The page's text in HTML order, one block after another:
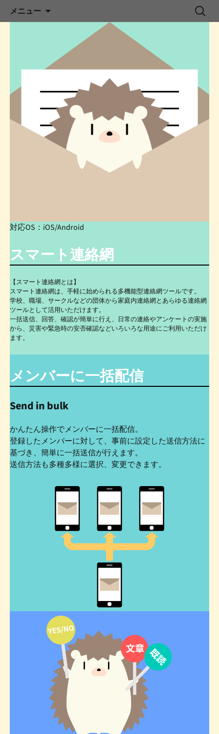
スマートシリーズ
メニュー
へ
プ
検
索:
対応OS：iOS/Android
スマート連絡網
【スマート連絡網とは】
スマート連絡網は、手軽に始められる多機能型連絡網ツールです。
学校、職場、サークルなどの団体から家庭内連絡網とあらゆる連絡網
ツールとして活用いただけます。
一括送信、回答、確認が簡単に行え、日常の連絡やアンケートの実施
から、災害や緊急時の安否確認などいろいろな用途にご利用いただけ
ます。
メンバーに一括配信
Send in bulk
かんたん操作でメンバーに一括配信。
登録したメンバーに対して、事前に設定した送信方法に
基づき、簡単に一括送信が行えます。
送信方法も多種多様に選択、変更できます。